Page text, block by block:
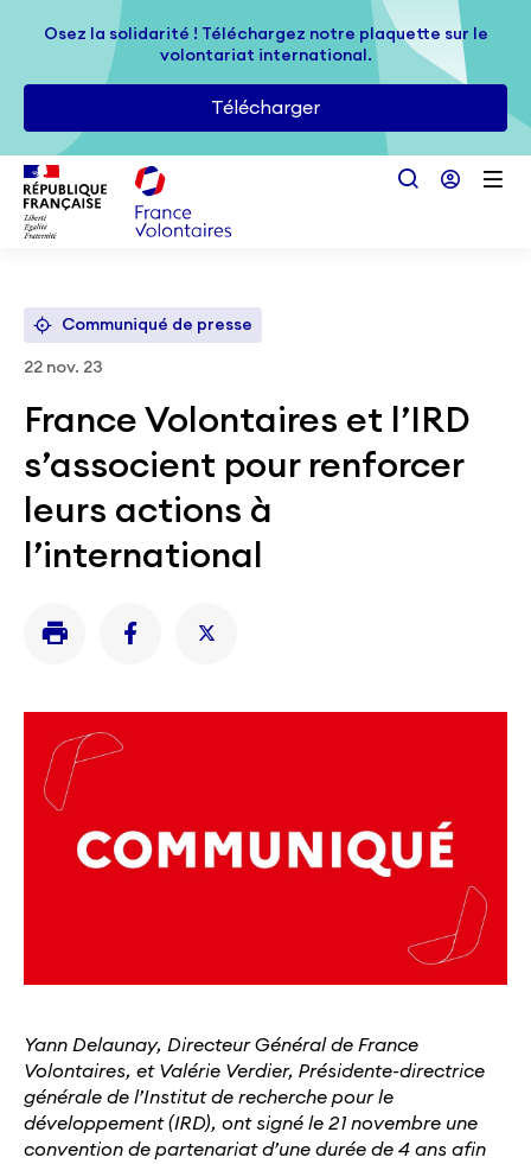
Passer au contenu principal
Osez la solidarité ! Téléchargez notre plaquette sur le
volontariat international.
Télécharger
Osez la solidarité ! Téléchargez notre plaquette sur le
volontariat international.
Télécharger
Communiqué de presse
22 nov. 23
France Volontaires et l’IRD
s’associent pour renforcer
leurs actions à
l’international
Yann Delaunay, Directeur Général de France
Volontaires, et Valérie Verdier, Présidente-directrice
générale de l’Institut de recherche pour le
développement (IRD), ont signé le 21 novembre une
convention de partenariat d’une durée de 4 ans afin